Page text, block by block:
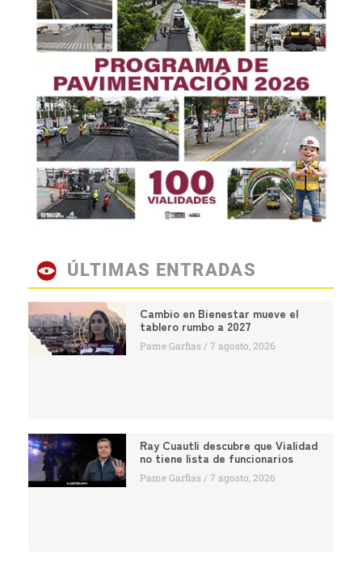
ÚLTIMAS ENTRADAS
Cambio en Bienestar mueve el
tablero rumbo a 2027
Pame Garfias 7 agosto, 2026
Ray Cuautli descubre que Vialidad
no tiene lista de funcionarios
Pame Garfias 7 agosto, 2026